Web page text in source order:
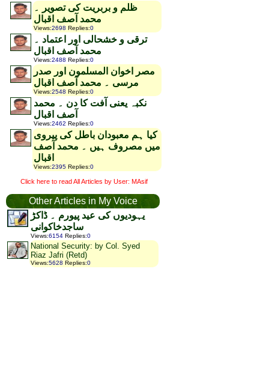
ظلم و بربریت کی تصویر ۔
محمد آصف اقبال
Views:2698 Replies:0
ترقی و خشحالی اور اعتماد ۔
محمد آصف اقبال
Views:2488 Replies:0
مصر اخوان المسلمون اور صدر
مرسی ۔ محمد آصف اقبال
Views:2548 Replies:0
نکبہ یعنی آفت کا دن ۔ محمد
آصف اقبال
Views:2462 Replies:0
کیا ہم معبودان باطل کی پیروی
میں مصروف ہیں ۔ محمد آصف
اقبال
Views:2395 Replies:0
Click here to read All Articles by User: MAsif
Other Articles in My Voice
یہودیوں کی عید پیورم ۔ ڈاکڑ
ساجدخاکوانی
Views:6154 Replies:0
National Security: by Col. Syed
Riaz Jafri (Retd)
Views:5628 Replies:0